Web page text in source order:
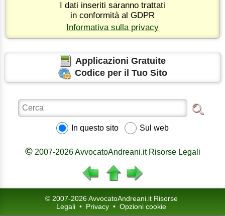
I dati inseriti saranno trattati
in conformità al GDPR
Informativa sulla privacy
Applicazioni Gratuite
Codice per il Tuo Sito
In questo sito Sul web
©2007-2026 AvvocatoAndreani.it Risorse Legali
© 2007-2026 AvvocatoAndreani.it Risorse
Legali • Privacy • Opzioni cookie